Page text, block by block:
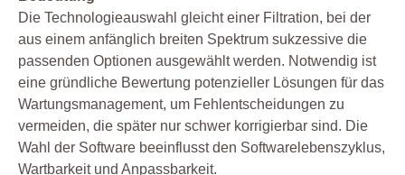
Die Technologieauswahl gleicht einer Filtration, bei der
aus einem anfänglich breiten Spektrum sukzessive die
passenden Optionen ausgewählt werden. Notwendig ist
eine gründliche Bewertung potenzieller Lösungen für das
Wartungsmanagement, um Fehlentscheidungen zu
vermeiden, die später nur schwer korrigierbar sind. Die
Wahl der Software beeinflusst den Softwarelebenszyklus,
Wartbarkeit und Anpassbarkeit.